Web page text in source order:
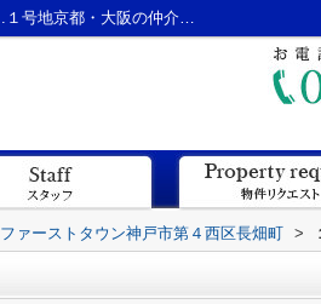
ファーストタウン神戸市第４西区長畑町 ■【仲介手数料なし！】 ■他のロ...１号地京都・大阪の仲介手数料無料の新築戸建てならルームズ
ファーストタウン神戸市第４西区長畑町 >